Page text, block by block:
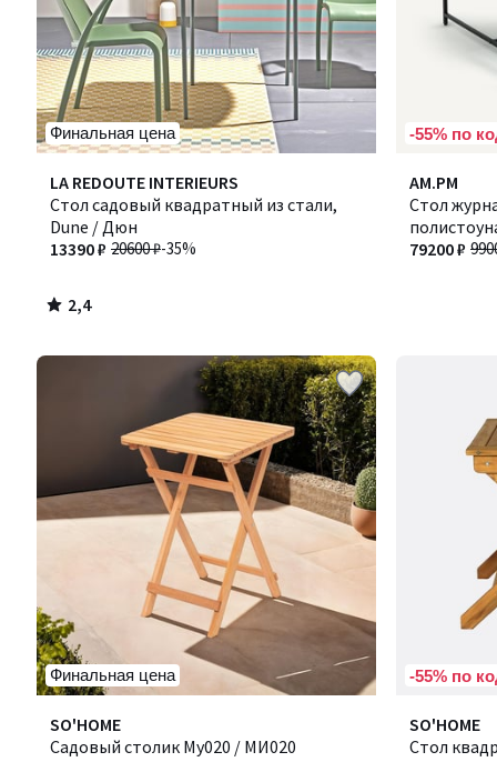
Финальная цена
LA REDOUTE INTERIEURS
Стол садовый квадратный из стали,
Dune / Дюн
20600 ₽-35%
13390 ₽
2,4
/ 5
2,4
/
-55% по
AM.PM
Стол
79200 ₽
Финальная цена
SO'HOME
Садовый столик My020 / МИ020
-55% по
SO'HOME
Стол